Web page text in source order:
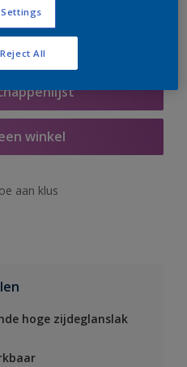
winkel
aan klus
hoge zijdeglanslak
Reject All